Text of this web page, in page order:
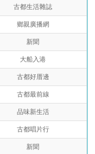
古都生活雜誌
鄉親廣播網
新聞
大船入港
古都好厝邊
古都最前線
品味新生活
古都唱片行
新聞